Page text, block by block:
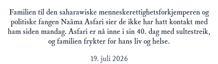
Familien til den saharawiske menneskerettighetsforkjemperen og
politiske fangen Naâma Asfari sier de ikke har hatt kontakt med
ham siden mandag. Asfari er nå inne i sin 40. dag med sultestreik,
og familien frykter for hans liv og helse.
19. juli 2026